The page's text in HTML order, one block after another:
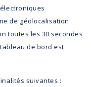
de géolocalisation
toutes les 30 secondes
de bord est
suivantes :